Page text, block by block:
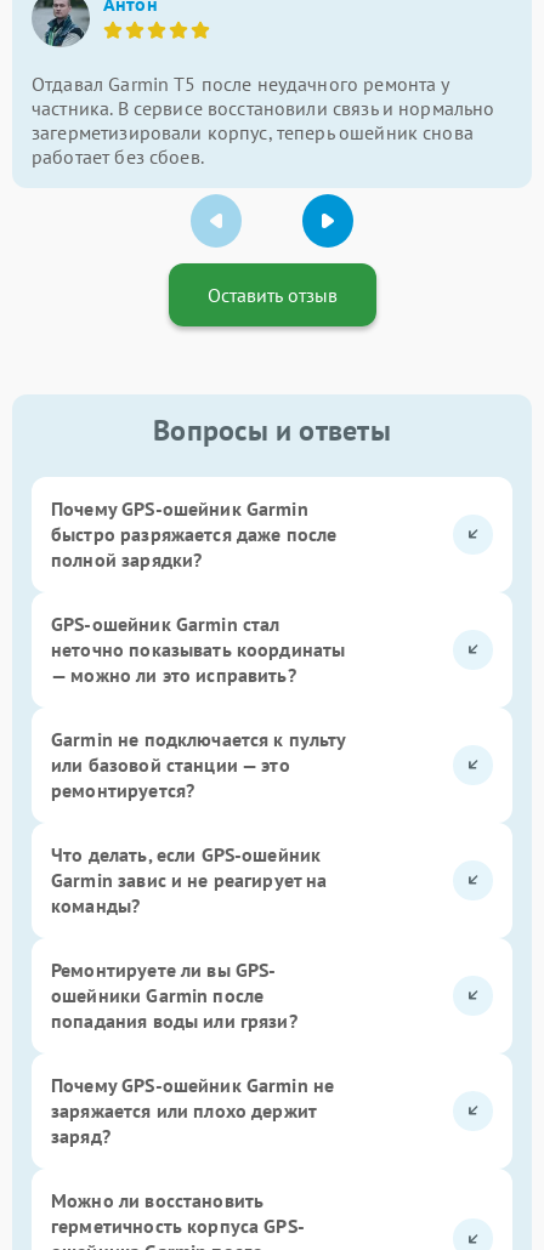
Отдавал Garmin T5 после неудачного ремонта у
частника. В сервисе восстановили связь и нормально
загерметизировали корпус, теперь ошейник снова
работает без сбоев.
Оставить отзыв
Вопросы и ответы
Почему GPS-ошейник Garmin
быстро разряжается даже после
полной зарядки?
GPS-ошейник Garmin стал
неточно показывать координаты
— можно ли это исправить?
Garmin не подключается к пульту
или базовой станции — это
ремонтируется?
Что делать, если GPS-ошейник
Garmin завис и не реагирует на
команды?
Ремонтируете ли вы GPS-
ошейники Garmin после
попадания воды или грязи?
Почему GPS-ошейник Garmin не
заряжается или плохо держит
заряд?
Можно ли восстановить
герметичность корпуса GPS-